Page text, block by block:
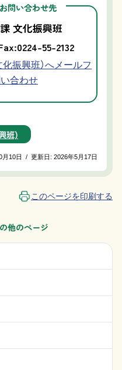
問い合わせ先
文化振興班
55-2132
振興班）へメールフ
合わせ
班)
月10日 / 更新日:2026年5月17日
このページを印刷する
他のページ